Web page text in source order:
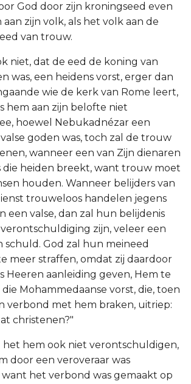
God door zijn kroningseed even
zijn volk, als het volk aan de
van trouw.
niet, dat de eed de koning van
was, een heidens vorst, erger dan
wie de kerk van Rome leert,
hem aan zijn belofte niet
hoewel Nebukadnézar een
goden was, toch zal de trouw
wanneer een van Zijn dienaren
die heiden breekt, want trouw moet
houden. Wanneer belijders van
trouweloos handelen jegens
een valse, dan zal hun belijdenis
zijn, veleer een
schuld. God zal hun meineed
meer straffen, omdat zij daardoor
Heeren aanleiding geven, Hem te
die Mohammedaanse vorst, die, toen
verbond met hem braken, uitriep:
christenen?"
het hem ook niet verontschuldigen,
door een veroveraar was
het verbond was gemaakt op